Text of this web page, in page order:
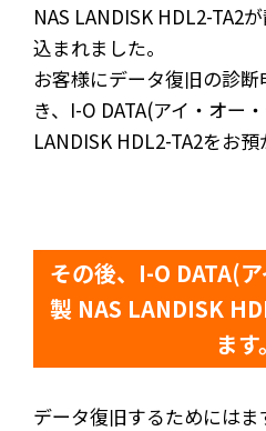
NAS LANDISK HDL2-TA2
込まれました。
お客様にデータ復旧の診
き、I-O DATA(アイ・オー
LANDISK HDL2-TA2をお預
その後、I-O DATA(
製 NAS LANDISK
ます。
データ復旧するためには